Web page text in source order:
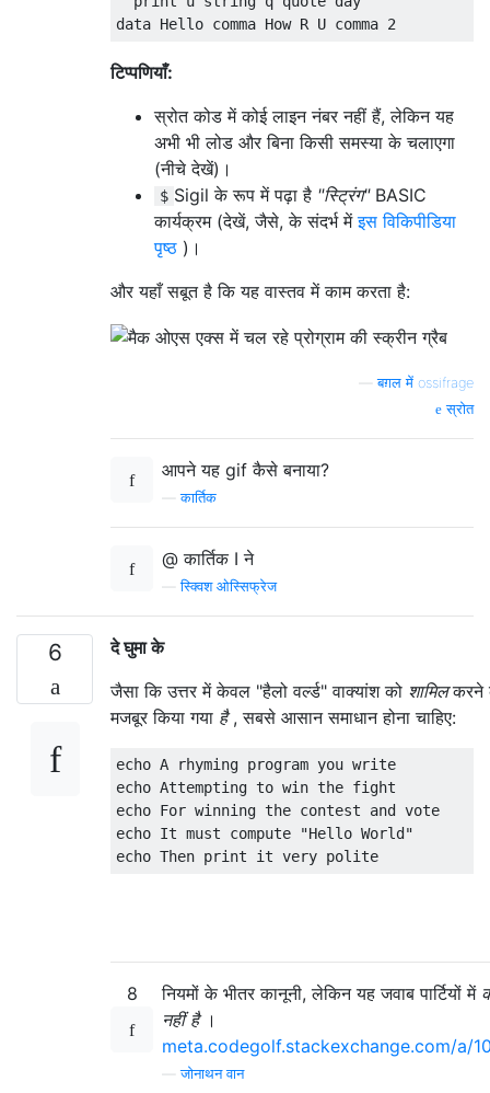
टिप्पणियाँ:
स्रोत कोड में कोई लाइन नंबर नहीं हैं, लेकिन यह
अभी भी लोड और बिना किसी समस्या के चलाएगा
(नीचे देखें)।
$ Sigil के रूप में पढ़ा है "स्ट्रिंग"BASIC
कार्यक्रम (देखें, जैसे, के संदर्भ मेंइस विकिपीडिया
पृष्ठ )।
और यहाँ सबूत है कि यह वास्तव में काम करता है:
—बग़ल में ossifrage
स्रोत
आपने यह gif कैसे बनाया?
—कार्तिक
@ कार्तिक I ने
—स्क्विश ओस्सिफ्रेज
6
दे घुमा के
जैसा कि उत्तर में केवल "हैलो वर्ल्ड" वाक्यांश को शामिलकरने
मजबूर किया गया है, सबसे आसान समाधान होना चाहिए:
echo A rhyming program you write
echo Attempting to win the fight
echo For winning the contest and vote
echo It must compute "Hello World"
8 नियमों के भीतर कानूनी, लेकिन यह जवाब पार्टियों में
नहीं है।
meta.codegolf.stackexchange.com/a/
—जोनाथन वान